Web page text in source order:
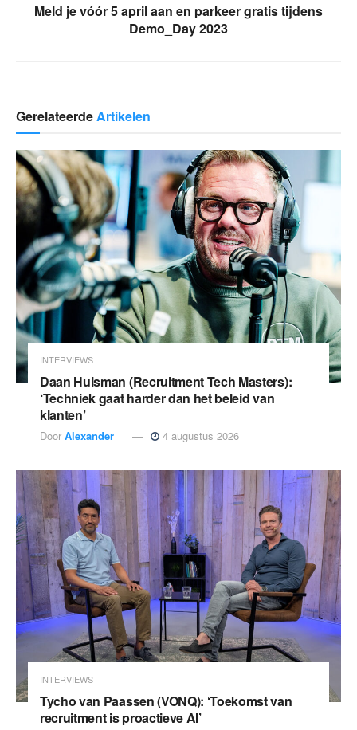
Meld je vóór 5 april aan en parkeer gratis tijdens
Demo_Day 2023
GerelateerdeArtikelen
INTERVIEWS
Daan Huisman (Recruitment Tech Masters):
‘Techniek gaat harder dan het beleid van
klanten’
Door Alexander 4 augustus 2026
INTERVIEWS
Tycho van Paassen (VONQ): ‘Toekomst van
recruitment is proactieve AI’